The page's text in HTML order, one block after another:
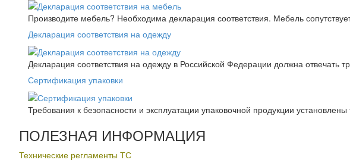
Производите мебель? Необходима декларация соответствия. Мебель
Декларация соответствия на одежду
Декларация соответствия на одежду в Российской Федерации должна
Сертификация упаковки
Требования к безопасности и эксплуатации упаковочной продукции
ПОЛЕЗНАЯ ИНФОРМАЦИЯ
Технические регламенты ТС